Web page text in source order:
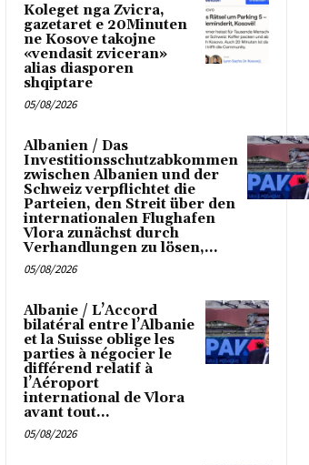
Koleget nga Zvicra,
gazetaret e 20Minuten
ne Kosove takojne
«vendasit zviceran»
alias diasporen
shqiptare
05/08/2026
Albanien / Das
Investitionsschutzabkommen
zwischen Albanien und der
Schweiz verpflichtet die
Parteien, den Streit über den
internationalen Flughafen
Vlora zunächst durch
Verhandlungen zu lösen,...
05/08/2026
Albanie / L’Accord
bilatéral entre l’Albanie
et la Suisse oblige les
parties à négocier le
différend relatif à
l’Aéroport
international de Vlora
avant tout...
05/08/2026